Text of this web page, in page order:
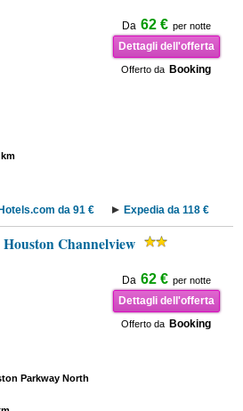
Da 62 € per notte
Dettagli dell'offerta
Offerto da Booking
km
Hotels.com da 91 € Expedia da 118 €
Channelview
Da 62 € per notte
Dettagli dell'offerta
Offerto da Booking
Parkway North